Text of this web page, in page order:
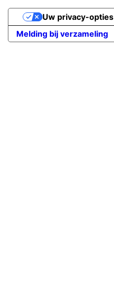
Melding bij verzameling
Uw privacy-opties